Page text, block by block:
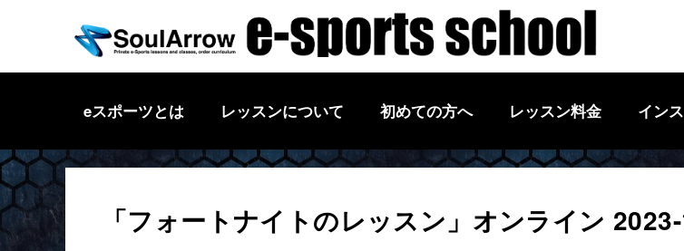
eスポーツとは レッスンについて 初めての方へ レッスン料金 イン
「フォートナイトのレッスン」オンライン